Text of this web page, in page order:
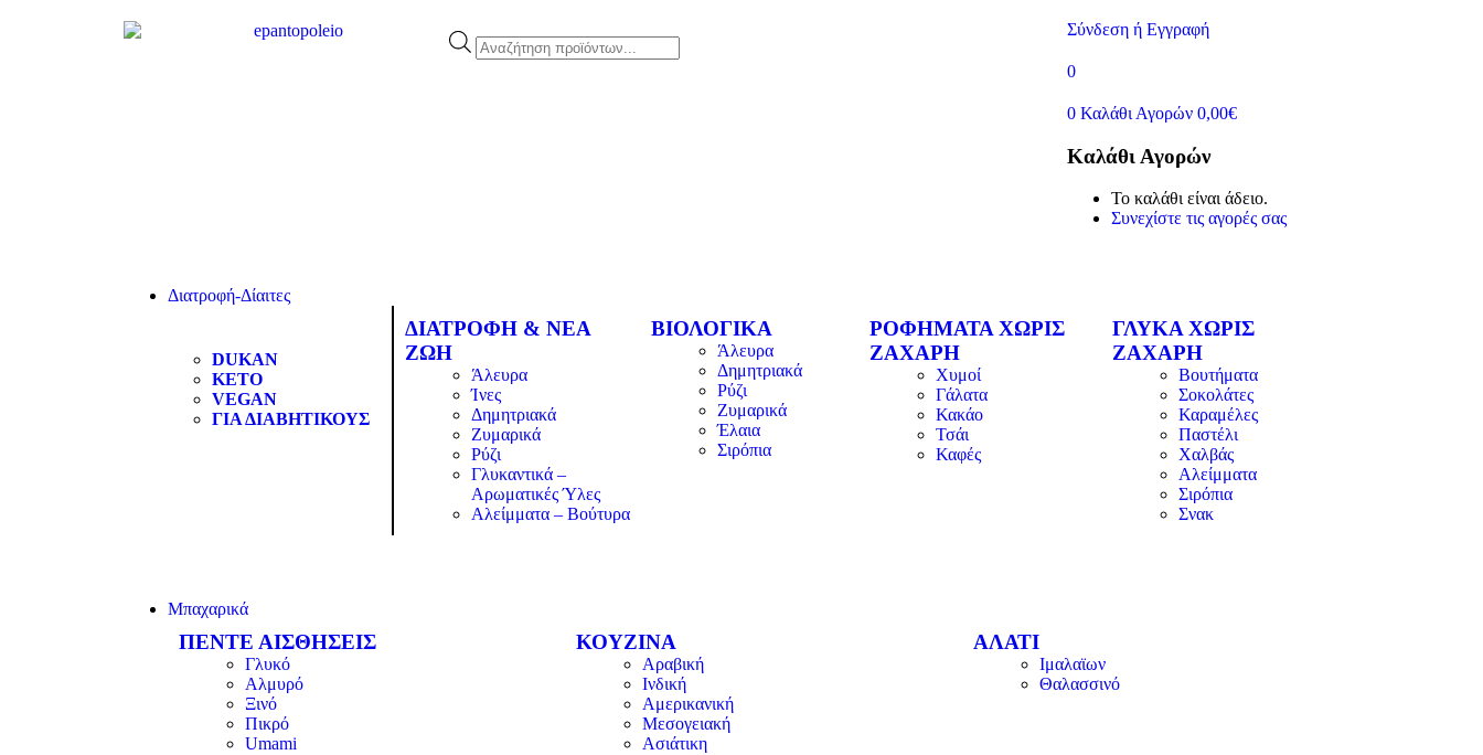
Σύνδεση ή Εγγραφή
0
0 Καλάθι Αγορών 0,00€
Καλάθι Αγορών
Το καλάθι είναι άδειο.
Συνεχίστε τις αγορές σας
Διατροφή-Δίαιτες
DUKAN
KETO
VEGAN
ΓΙΑ ΔΙΑΒΗΤΙΚΟΥΣ
ΔΙΑΤΡΟΦΗ & ΝΕΑ
ΖΩΗ
Άλευρα
Ίνες
Δημητριακά
Ζυμαρικά
Ρύζι
Γλυκαντικά –
Αρωματικές Ύλες
Αλείμματα – Βούτυρα
ΒΙΟΛΟΓΙΚΑ
Άλευρα
Δημητριακά
Ρύζι
Ζυμαρικά
Έλαια
Σιρόπια
ΡΟΦΗΜΑΤΑ ΧΩΡΙΣ
ΖΑΧΑΡΗ
Χυμοί
Γάλατα
Κακάο
Τσάι
Καφές
ΓΛΥΚΑ ΧΩΡΙΣ
ΖΑΧΑΡΗ
Βουτήματα
Σοκολάτες
Καραμέλες
Παστέλι
Χαλβάς
Αλείμματα
Σιρόπια
Σνακ
Μπαχαρικά
ΠΕΝΤΕ ΑΙΣΘΗΣΕΙΣ
Γλυκό
Αλμυρό
Ξινό
Πικρό
Umami
ΚΟΥΖΙΝΑ
Αραβική
Ινδική
Αμερικανική
Μεσογειακή
Ασιάτικη
ΑΛΑΤΙ
Ιμαλαϊων
Θαλασσινό